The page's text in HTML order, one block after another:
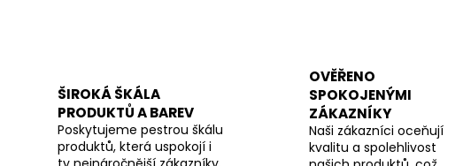
ŠIROKÁ ŠKÁLA
PRODUKTŮ A BAREV
Poskytujeme pestrou škálu
produktů, která uspokojí i
OVĚŘENO
SPOKOJENÝMI
ZÁKAZNÍKY
Naši zákazníci oceňují
kvalitu a spolehlivost